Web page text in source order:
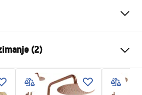
Brushed Copper
Ugao
(2)